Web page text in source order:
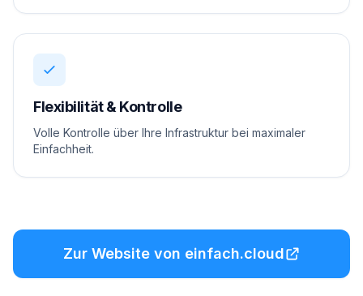
Flexibilität & Kontrolle
Volle Kontrolle über Ihre Infrastruktur bei maximaler
Einfachheit.
Zur Website von einfach.cloud